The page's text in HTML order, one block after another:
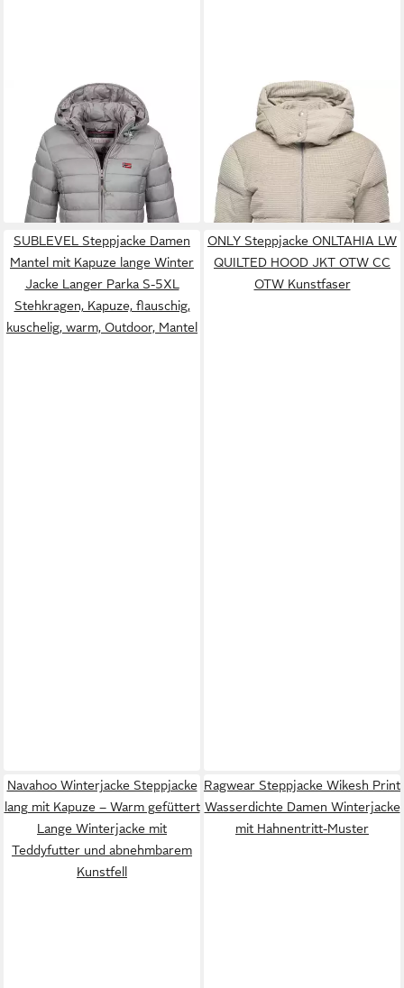
GEOGRAPHICAL NORWAY
Steppjacke Damen Herbst
Jacke Steppjacke Outdoor
leicht Kapuze Übergangsjacke
64,90 € UVP109,00 €
-40%
+8
RAGWEARSteppjacke
Roobie Cordy Wasserdichte
Winterjacke aus Kord mit
abnehmbarer Kapuze
169,99 €
SUBLEVEL Steppjacke Damen
Mantel mit Kapuze lange Winter
Jacke Langer Parka S-5XL
Stehkragen, Kapuze, flauschig,
kuschelig, warm, Outdoor, Mantel
ONLY Steppjacke ONLTAHIA LW
QUILTED HOOD JKT OTW CC
OTW Kunstfaser
Navahoo Winterjacke Steppjacke
lang mit Kapuze – Warm gefüttert
Lange Winterjacke mit
Teddyfutter und abnehmbarem
Kunstfell
Ragwear Steppjacke Wikesh Print
Wasserdichte Damen Winterjacke
mit Hahnentritt-Muster